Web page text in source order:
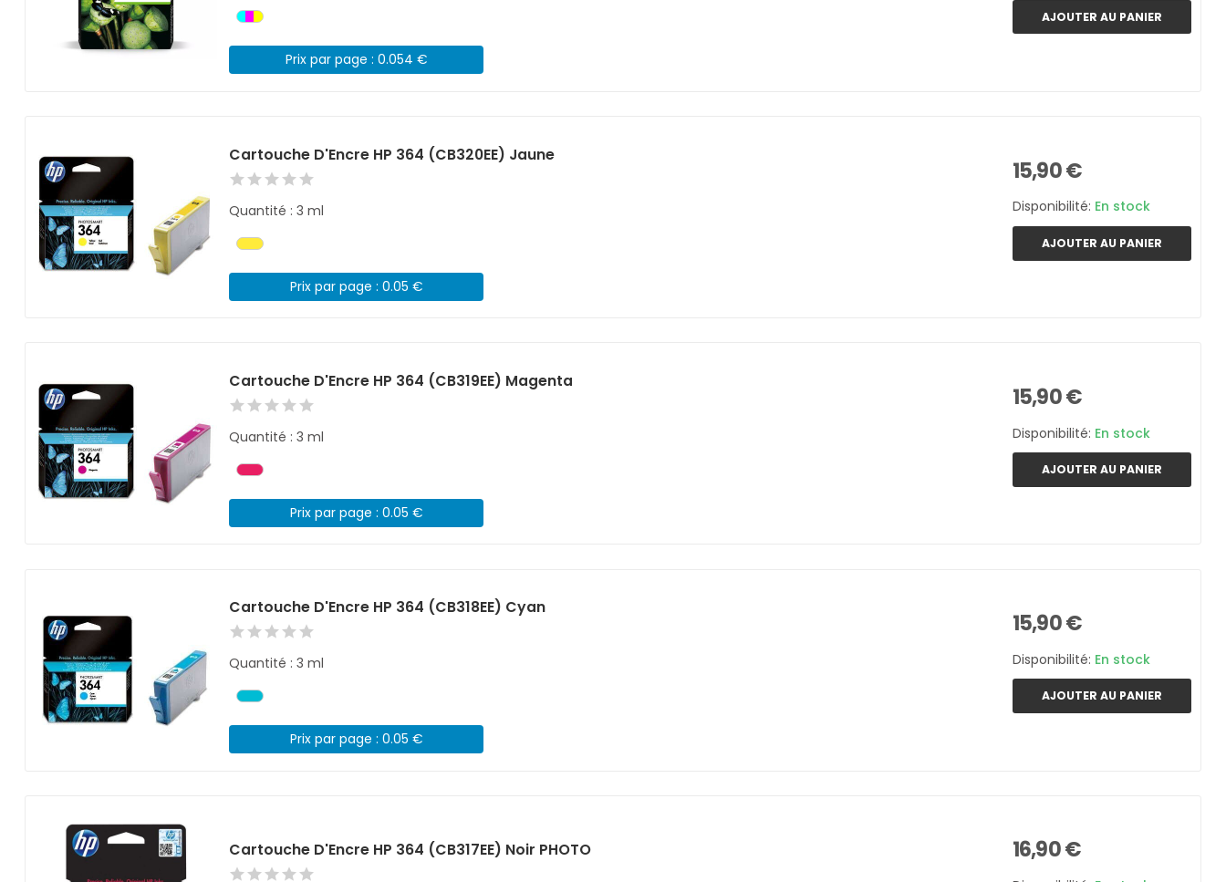
Prix par page : 0.054 €
AJOUTER AU PANIER
Cartouche D'Encre HP 364 (CB320EE) Jaune
Quantité : 3 ml
Prix par page : 0.05 €
15,90 €
Disponibilité: En stock
AJOUTER AU PANIER
Cartouche D'Encre HP 364 (CB319EE) Magenta
Quantité : 3 ml
Prix par page : 0.05 €
15,90 €
Disponibilité: En stock
AJOUTER AU PANIER
Cartouche D'Encre HP 364 (CB318EE) Cyan
Quantité : 3 ml
Prix par page : 0.05 €
15,90 €
Disponibilité: En stock
AJOUTER AU PANIER
Cartouche D'Encre HP 364 (CB317EE) Noir PHOTO 16,90 €